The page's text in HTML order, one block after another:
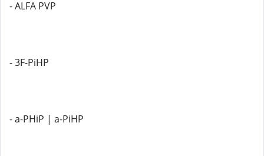
- ALFA PVP
- 3F-PiHP
- a-PHiP | a-PiHP